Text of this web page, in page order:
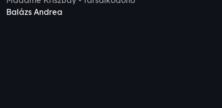
Balázs Andrea